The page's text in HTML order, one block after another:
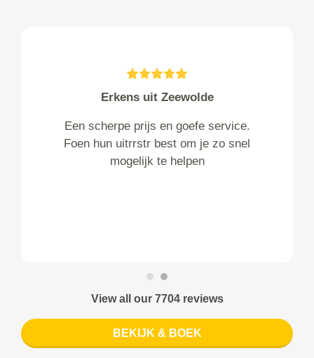
Erkens uit Zeewolde
Een scherpe prijs en goefe service.
Foen hun uitrrstr best om je zo snel
mogelijk te helpen
View all our 7704 reviews
BEKIJK & BOEK